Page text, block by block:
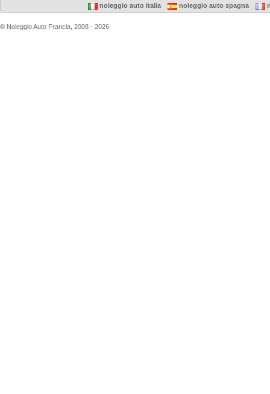
noleggio auto italia noleggio auto spagna
© Noleggio Auto Francia, 2008 - 2026